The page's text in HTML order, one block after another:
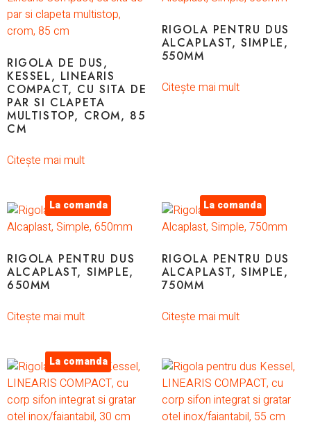
RIGOLA DE DUS,
KESSEL, LINEARIS
COMPACT, CU SITA DE
PAR SI CLAPETA
MULTISTOP, CROM, 85
CM
Citește mai mult
RIGOLA PENTRU DUS
ALCAPLAST, SIMPLE,
550MM
Citește mai mult
La comanda
RIGOLA PENTRU DUS
ALCAPLAST, SIMPLE,
650MM
Citește mai mult
La comanda
RIGOLA PENTRU DUS
ALCAPLAST, SIMPLE,
750MM
Citește mai mult
La comanda